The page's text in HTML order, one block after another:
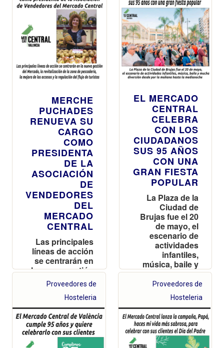
MERCHE
PUCHADES
RENUEVA SU
CARGO
COMO
PRESIDENTA
DE LA
ASOCIACIÓN
DE
VENDEDORES
DEL
MERCADO
CENTRAL
Las principales
líneas de acción
se centrarán en
la nueva gestión
del Mercado, la
revitalización de
la zona de
pescadería, la
mejora de los
accesos y la
regulación del
EL MERCADO
CENTRAL
CELEBRA
CON LOS
CIUDADANOS
SUS 95 AÑOS
CON UNA
GRAN FIESTA
POPULAR
La Plaza de la
Ciudad de
Brujas fue el 20
de mayo, el
escenario de
actividades
infantiles,
música, baile y
mucha
diversión desde
por la mañana
hasta la
medianoche
Proveedores de
Hosteleria
Proveedores de
Hosteleria